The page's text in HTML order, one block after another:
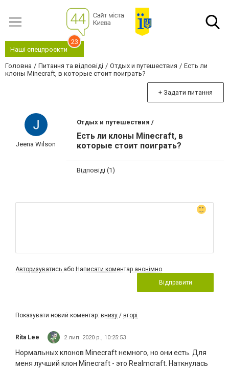
Наші спецпроєкти
23
Головна Питання та відповіді Отдых и путешествия
Есть ли
клоны Minecraft, в которые стоит поиграть?
+ Задати питання
Jeena Wilson
Отдых и путешествия /
Есть ли клоны Minecraft, в
которые стоит поиграть?
Відповіді (1)
Авторизуватись або Написати коментар анонімно
Відправити
Показувати новий коментар: внизу / вгорі
Rita Lee 2 лип. 2020 р., 10:25:53
Нормальных клонов Minecraft немного, но они есть. Для
меня лучший клон Minecraft - это Realmcraft. Наткнулась